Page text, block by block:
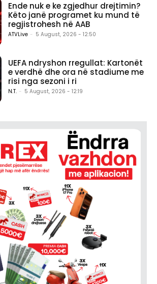
Ende nuk e ke zgjedhur drejtimin?
Këto janë programet ku mund të
regjistrohesh në AAB
ATVLive - 5 August, 2026 - 12:50
UEFA ndryshon rregullat: Kartonët
e verdhë dhe ora në stadiume me
risi nga sezoni i ri
N.T. - 5 August, 2026 - 12:19